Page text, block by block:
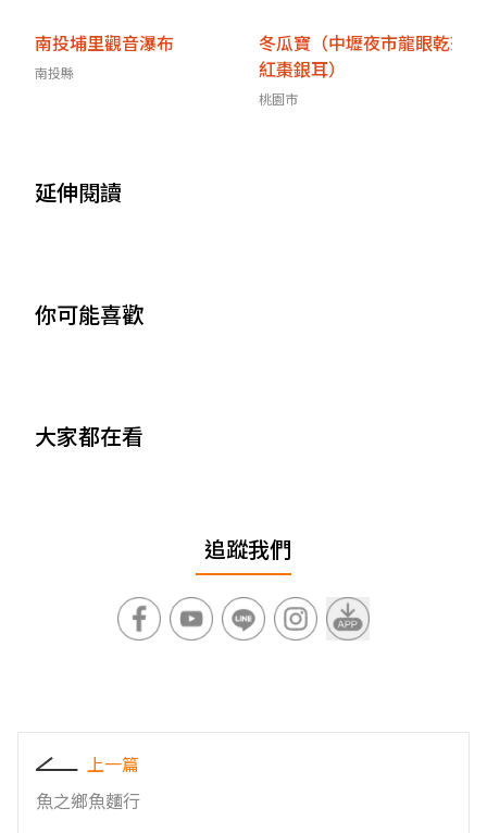
南投埔里觀音瀑布
南投縣
冬瓜寶（中壢夜市龍眼乾茶
紅棗銀耳）
桃園市
延伸閱讀
你可能喜歡
大家都在看
追蹤我們
上一篇
魚之鄉魚麵行